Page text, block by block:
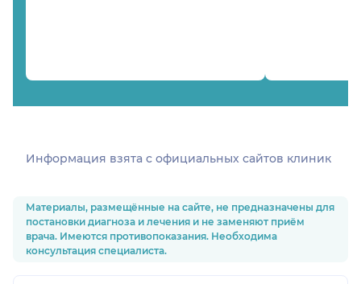
Информация взята c официальных сайтов клиник
Материалы, размещённые на сайте, не предназначены для
постановки диагноза и лечения и не заменяют приём
врача. Имеются противопоказания. Необходима
консультация специалиста.